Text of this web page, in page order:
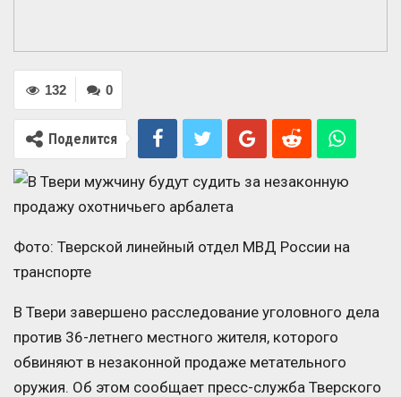
0
132
Поделится
Фото: Тверской линейный отдел МВД России на
транспорте
В Твери завершено расследование уголовного дела
против 36-летнего местного жителя, которого
обвиняют в незаконной продаже метательного
оружия. Об этом сообщает пресс-служба Тверского